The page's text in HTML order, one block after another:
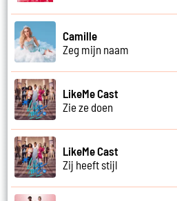
Camille
Zeg mijn naam
LikeMe Cast
Zie ze doen
LikeMe Cast
Zij heeft stijl